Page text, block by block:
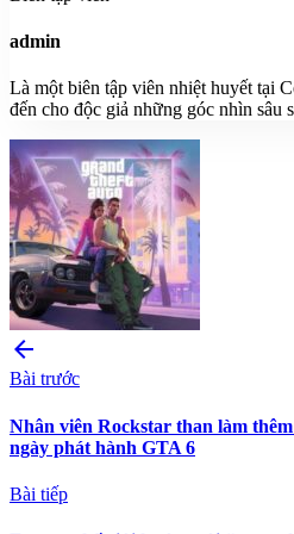
admin
Là một biên tập viên nhiệt huyết tại
đến cho độc giả những góc nhìn sâu
arrow_back
Bài trước
Nhân viên Rockstar than làm
ngày phát hành GTA 6
Bài tiếp